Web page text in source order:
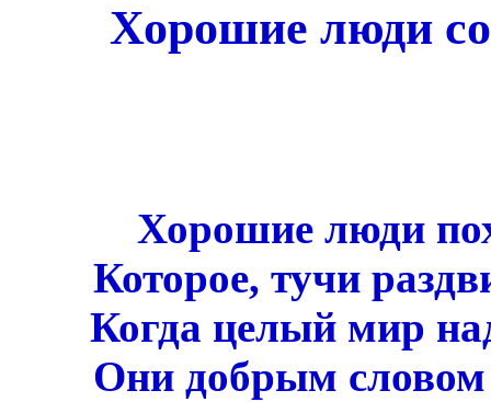
Хорошие люди
Хорошие люди
Которое, тучи
Когда целый мир
Они добрым